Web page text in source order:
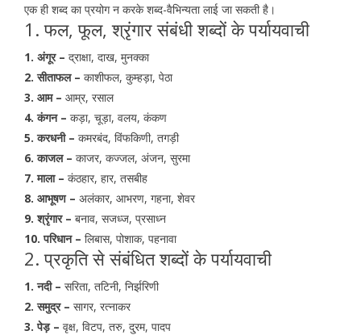
एक ही शब्द का प्रयोग न करके शब्द-वैभिन्यता लाई जा सकती है।
1. फल, फूल, श्रृंगार संबंधी शब्दों के पर्यायवाची
1. अंगूर – द्राक्षा, दाख, मुनक्का
2. सीताफल – काशीफल, कुम्हड़ा, पेठा
3. आम – आम्र, रसाल
4. कंगन – कड़ा, चूड़ा, वलय, कंकण
5. करधनी – कमरबंद, विंफकिणी, तगड़ी
6. काजल – काजर, कज्जल, अंजन, सुरमा
7. माला – कंठहार, हार, तसबीह
8. आभूषण – अलंकार, आभरण, गहना, शेवर
9. श्रृंगार – बनाव, सजध्ज, प्रसाध्न
10. परिधान – लिबास, पोशाक, पहनावा
2. प्रकृति से संबंधित शब्दों के पर्यायवाची
1. नदी – सरिता, तटिनी, निर्झरिणी
2. समुद्र – सागर, रत्नाकर
3. पेड़ – वृक्ष, विटप, तरु, दु्रम, पादप